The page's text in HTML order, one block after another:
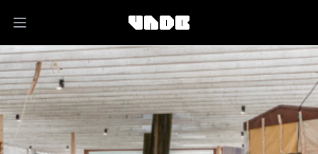
Open main menu